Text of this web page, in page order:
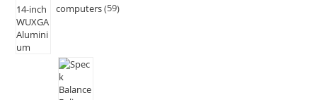
computers 59